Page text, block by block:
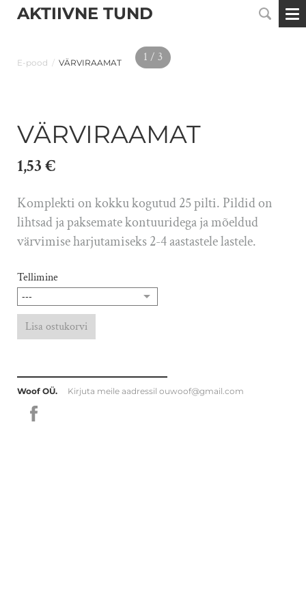
AKTIIVNE TUND
E-pood / VÄRVIRAAMAT 1 / 3
VÄRVIRAAMAT
1,53 €
Komplekti on kokku kogutud 25 pilti. Pildid on
lihtsad ja paksemate kontuuridega ja mõeldud
värvimise harjutamiseks 2-4 aastastele lastele.
Tellimine
Lisa ostukorvi
Woof OÜ. Kirjuta meile aadressil ouwoof@gmail.com